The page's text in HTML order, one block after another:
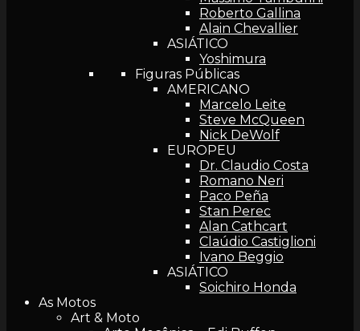
Roberto Gallina
Alain Chevallier
ASIÁTICO
Yoshimura
Figuras Públicas
AMERICANO
Marcelo Leite
Steve McQueen
Nick DeWolf
EUROPEU
Dr. Claudio Costa
Romano Neri
Paco Peña
Stan Perec
Alan Cathcart
Claúdio Castiglioni
Ivano Beggio
ASIÁTICO
Soichiro Honda
As Motos
Art & Moto